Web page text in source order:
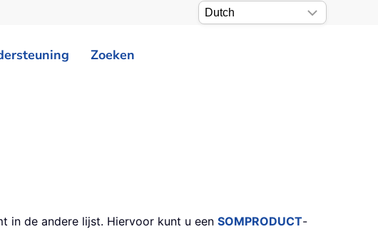
Zoeken
in de andere lijst. Hiervoor kunt u een SOMPRODUCT-